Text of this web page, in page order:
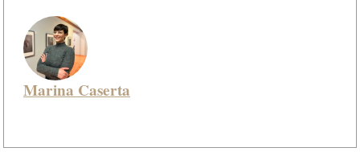
Marina Caserta